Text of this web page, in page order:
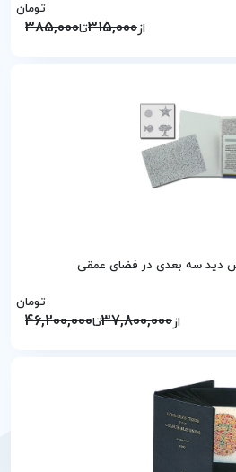
از315,000تا385,000
تومان
سه بعدی در فضای عمقی
از37,800,000تا46,200,000
تومان